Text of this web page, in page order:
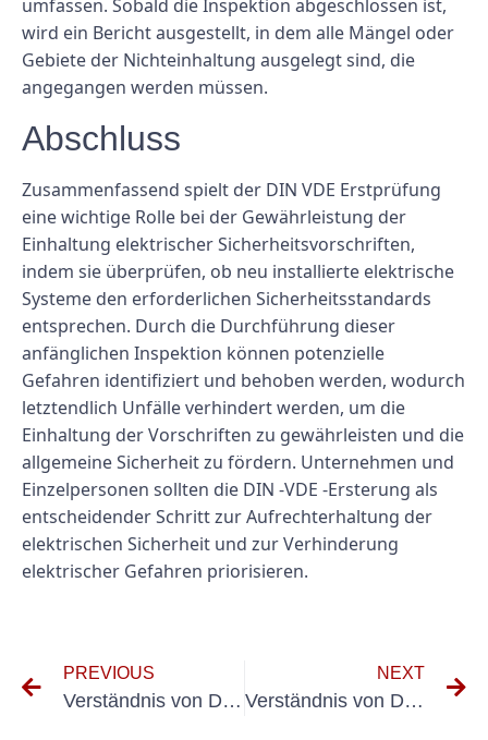
umfassen. Sobald die Inspektion abgeschlossen ist,
wird ein Bericht ausgestellt, in dem alle Mängel oder
Gebiete der Nichteinhaltung ausgelegt sind, die
angegangen werden müssen.
Abschluss
Zusammenfassend spielt der DIN VDE Erstprüfung
eine wichtige Rolle bei der Gewährleistung der
Einhaltung elektrischer Sicherheitsvorschriften,
indem sie überprüfen, ob neu installierte elektrische
Systeme den erforderlichen Sicherheitsstandards
entsprechen. Durch die Durchführung dieser
anfänglichen Inspektion können potenzielle
Gefahren identifiziert und behoben werden, wodurch
letztendlich Unfälle verhindert werden, um die
Einhaltung der Vorschriften zu gewährleisten und die
allgemeine Sicherheit zu fördern. Unternehmen und
Einzelpersonen sollten die DIN -VDE -Ersterung als
entscheidender Schritt zur Aufrechterhaltung der
elektrischen Sicherheit und zur Verhinderung
elektrischer Gefahren priorisieren.
PREVIOUS
Verständnis von DIN VDE 0702-1: Wiederholung Inspektionen auf elektrischen Geräten
NEXT
Verständnis von Din vde ortsfeste Anlagen: Ein Überblick